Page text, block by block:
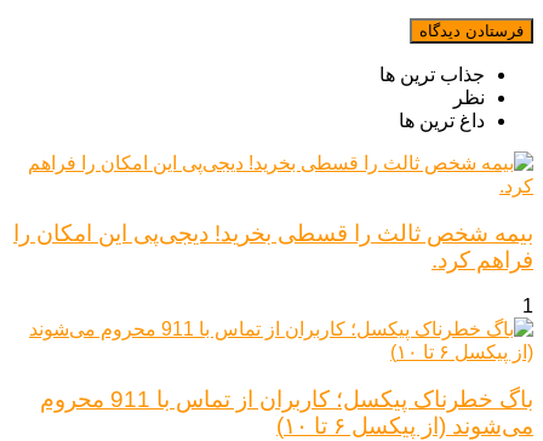
جذاب ترین ها
نظر
داغ ترین ها
بیمه شخص ثالث را قسطی بخرید! دیجی‌پی این امکان را
فراهم کرد.
1
باگ خطرناک پیکسل؛ کاربران از تماس با 911 محروم
می‌شوند (از پیکسل ۶ تا ۱۰)